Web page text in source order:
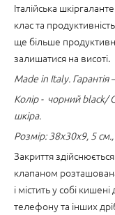
Італійська
клас та
ще більше
залишатися на висоті.
Made in Italy. Гарантія
Колір - чорний black/
шкіра.
Розмір: 38x30x9, 5 см.,
Закриття
клапаном
і містить у собі
телефону та інших